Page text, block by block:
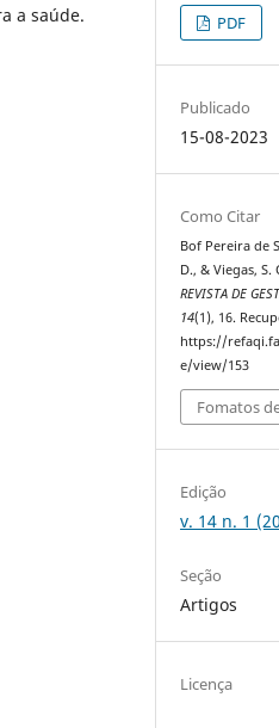
a saúde.
PDF
Publicado
15-08-2023
Como Citar
Bof Pereira de
D., & Viegas, S.
REVISTA DE
14(1), 16.
https://
e/view/153
Fomatos
Edição
v. 14 n. 1
Seção
Artigos
Licença